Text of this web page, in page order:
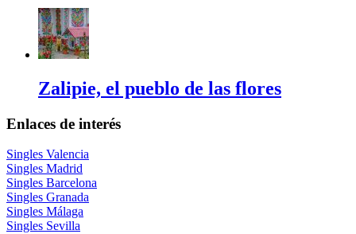
Zalipie, el pueblo de las flores
Enlaces de interés
Singles Valencia
Singles Madrid
Singles Barcelona
Singles Granada
Singles Málaga
Singles Sevilla